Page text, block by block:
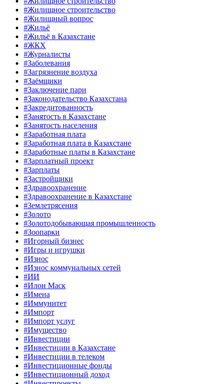
#Жилищное строительство
#Жилищный вопрос
#Жильё
#Жильё в Казахстане
#ЖКХ
#Журналисты
#Заболевания
#Загрязнение воздуха
#Заёмщики
#Заключение пари
#Законодательство Казахстана
#Закредитованность
#Занятость в Казахстане
#Занятость населения
#Заработная плата
#Заработная плата в Казахстане
#Заработные платы в Казахстане
#Зарплатный проект
#Зарплаты
#Застройщики
#Здравоохранение
#Здравоохранение в Казахстане
#Землетрясения
#Золото
#Золотодобывающая промышленность
#Зоопарки
#Игорный бизнес
#Игры и игрушки
#Износ
#Износ коммунальных сетей
#ИИ
#Илон Маск
#Имена
#Иммунитет
#Импорт
#Импорт услуг
#Имущество
#Инвестиции
#Инвестиции в Казахстане
#Инвестиции в телеком
#Инвестиционные фонды
#Инвестиционный доход